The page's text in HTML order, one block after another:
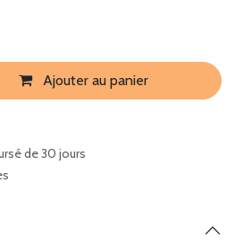
Ajouter au panier
de 30 jours